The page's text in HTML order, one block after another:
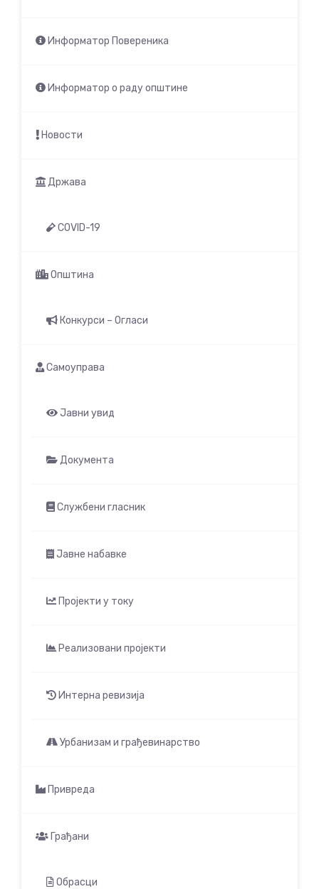
Информатор Повереника
Информатор о раду општине
Новости
Држава
COVID-19
Општина
Конкурси – Огласи
Самоуправа
Јавни увид
Документа
Службени гласник
Јавне набавке
Пројекти у току
Реализовани пројекти
Интерна ревизија
Урбанизам и грађевинарство
Привреда
Грађани
Обрасци